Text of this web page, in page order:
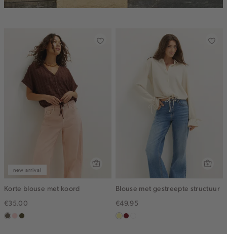
new arrival
Korte blouse met koord
€35.00
middenbruin
pinkgroen,
Blouse met gestreepte structuur
€49.95
lichtgeel
rood,